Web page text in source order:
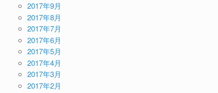
2017年9月
2017年8月
2017年7月
2017年6月
2017年5月
2017年4月
2017年3月
2017年2月